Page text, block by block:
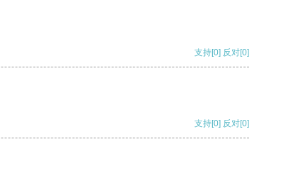
支持[0] 反对[0]
支持[0] 反对[0]